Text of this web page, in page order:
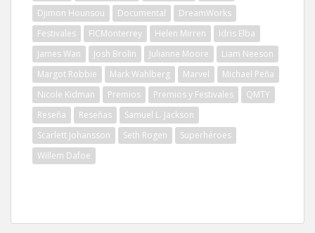
Djimon Hounsou
Documental
DreamWorks
Festivales
FICMonterrey Helen Mirren
Idris Elba
James Wan
Josh Brolin Julianne Moore
Liam Neeson
Margot Robbie
Mark Wahlberg Marvel
Michael Peña
Nicole Kidman
Premios Premios y Festivales
QMTY
Reseña
Reseñas
Samuel L. Jackson
Scarlett Johansson
Seth Rogen
Superhéroes
Willem Dafoe